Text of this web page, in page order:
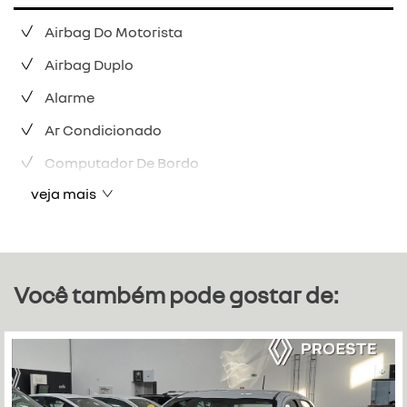
Airbag Do Motorista
Airbag Duplo
Alarme
Ar Condicionado
Computador De Bordo
veja mais
Você também pode gostar de: